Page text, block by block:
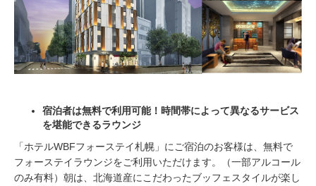
宿泊者は無料で利用可能！時間帯によって異なるサービス
を堪能できるラウンジ
「ホテルWBFフォーステイ札幌」にご宿泊のお客様は、無料で
フォーステイラウンジをご利用いただけます。（一部アルコール
のみ有料）朝は、北海道産にこだわったブッフェスタイルが楽し